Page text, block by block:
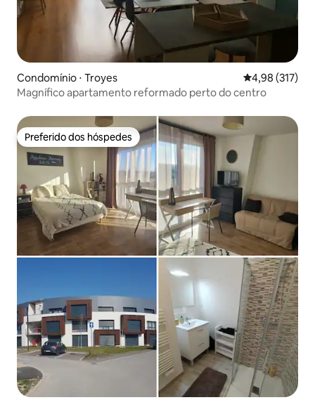
Condomínio ⋅ Troyes 4,98 de uma
4,98 (317)
Magnífico apartamento reformado perto do centro
Preferido dos hóspedes
Preferido dos hóspedes